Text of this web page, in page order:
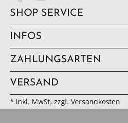
SHOP SERVICE
INFOS
ZAHLUNGSARTEN
VERSAND
* inkl. MwSt, zzgl. Versandkosten